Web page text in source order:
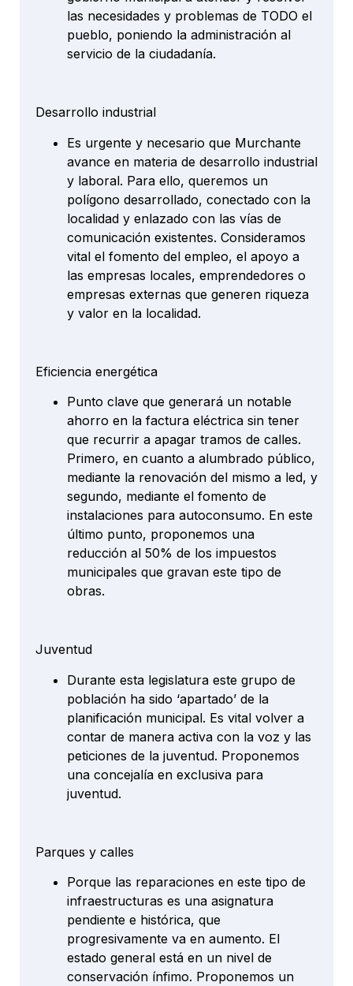
las necesidades y problemas de TODO el
pueblo, poniendo la administración al
servicio de la ciudadanía.
Desarrollo industrial
Es urgente y necesario que Murchante
avance en materia de desarrollo industrial
y laboral. Para ello, queremos un
polígono desarrollado, conectado con la
localidad y enlazado con las vías de
comunicación existentes. Consideramos
vital el fomento del empleo, el apoyo a
las empresas locales, emprendedores o
empresas externas que generen riqueza
y valor en la localidad.
Eficiencia energética
Punto clave que generará un notable
ahorro en la factura eléctrica sin tener
que recurrir a apagar tramos de calles.
Primero, en cuanto a alumbrado público,
mediante la renovación del mismo a led, y
segundo, mediante el fomento de
instalaciones para autoconsumo. En este
último punto, proponemos una
reducción al 50% de los impuestos
municipales que gravan este tipo de
obras.
Juventud
Durante esta legislatura este grupo de
población ha sido ‘apartado’ de la
planificación municipal. Es vital volver a
contar de manera activa con la voz y las
peticiones de la juventud. Proponemos
una concejalía en exclusiva para
juventud.
Parques y calles
Porque las reparaciones en este tipo de
infraestructuras es una asignatura
pendiente e histórica, que
progresivamente va en aumento. El
estado general está en un nivel de
conservación ínfimo. Proponemos un